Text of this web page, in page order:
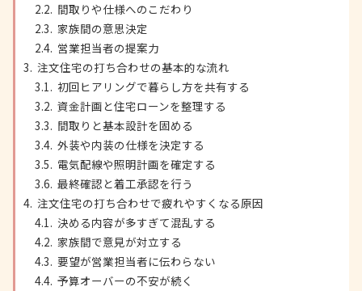
間取りや仕様へのこだわり
家族間の意思決定
営業担当者の提案力
注文住宅の打ち合わせの基本的な流れ
初回ヒアリングで暮らし方を共有する
資金計画と住宅ローンを整理する
間取りと基本設計を固める
外装や内装の仕様を決定する
電気配線や照明計画を確定する
最終確認と着工承認を行う
注文住宅の打ち合わせで疲れやすくなる原因
決める内容が多すぎて混乱する
家族間で意見が対立する
要望が営業担当者に伝わらない
予算オーバーの不安が続く